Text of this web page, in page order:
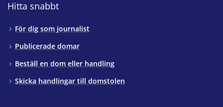
Hitta snabbt
För dig som journalist
Publicerade domar
Beställ en dom eller handling
Skicka handlingar till domstolen